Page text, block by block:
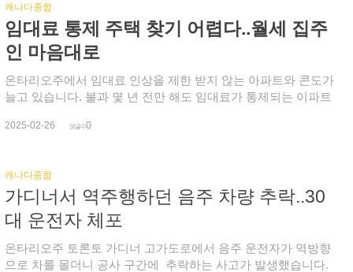
관이 31%입니다. (카리나 굴드 전 하원 원내대표가 16%, 몬트리
올 사업가 프랭크 베일리스는 3%입니다. )이에따라 카니 전 총재
가 경선 1차 투표에서 승리하긴 어려울 수 있지만 최종적으로 승
리할 가능성이 높다는 예측입니다. 앞서 프랑스어 TV 토론회 이
후 카니 전 총재의 프랑스어 실력이 부정적 평가를 받는 가운
데 연방자유당 차기 대표는 오는 3월 9일 결정될 예정입니다. 이
습니다.
보증 약관에 따르면 차량의 페인트는 3년 또는 6만킬로미터까지
보증됩니다. CBC에 따르면 미국 현대차는 보닛과 팬더, 지붕 페
인트가 벗겨지거나 거품이 생기는 2017년과 2018년형 특정 엘라
트라와 소나타, 산타페 스포츠 차량의 보증 기간을 연장했습니
다. 이에 현대 캐나다도 특정 생산 날짜 범위 안에 있는 캐나다에
서 판매된 모델을 연장 보증해 주고 있다며 특정 흰색 차량의 페
할 것을 당부했습니다. 그러면서도 현대차는 이는 매우 드물다
현대차는 이 문제는 업계 전반에서 나타난다고도 덧붙였습니
다. 실제로 2020년 도요타는 블리자드 펄이나 슈퍼 화이트 페인
트가 사용된 특정 모델에 대한 보증 기간을 연장한 바 있습니
다. 자동차 페인트 내구성 분석을 전문으로 하는 화학 엔지니어
는 차량 페인트는 최장 10년에서 15년까지 지속돼야한다며, 흰색
차량 페인트가 벗겨지는 문제는 페인트를 바르는데 있을 것이라
캐나다종합
임대료 통제 주택 찾기 어렵다..월세 집주
인 마음대로
온타리오주에서 임대료 인상을 제한 받지 않는 아파트와 콘도가
늘고 있습니다. 불과 몇 년 전만 해도 임대료가 통제되는 이파트
다. 온타리오주 보수당 정부가 2018년 11월 신규 건물에 대한 임
재 임대전용주택의 8%, 콘도 시장의 25%가 임대료 통제를 받지
않고 있습니다. 그 사이 평균 월세는 껑충 뛰었습니다. 임대전용
아파트가 무려 35%($1,370에서 $1,852로)가 뛰었고, 콘도 역시
23%($2,235달러에서 $2,758달러로) 상승했습니다. 정부가 주택
공급을 늘려 선택권을 넓히고, 주택 구매력을 높이기 위해서라고
강조했지만 세입자들만 더 불안정해졌다는 비판이 나옵니
2025-02-26 댓글수0
캐나다종합
가디너서 역주행하던 음주 차량 추락..30
대 운전자 체포
온타리오주 토론토 가디너 고가도로에서 음주 운전자가 역방향
으로 차를 몰더니 공사 구간에 추락하는 사고가 발생했습니다.